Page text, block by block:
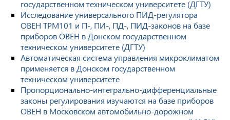
государственном техническом университете (ДГТУ)
Исследование универсального ПИД-регулятора
ОВЕН ТРМ101 и П-, ПИ-, ПД-, ПИД-законов на базе
приборов ОВЕН в Донском государственном
техническом университете (ДГТУ)
Автоматическая система управления микроклиматом
применяется в Донском государственном
техническом университете
Пропорционально-интегрально-дифференциальные
законы регулирования изучаются на базе приборов
ОВЕН в Московском автомобильно-дорожном